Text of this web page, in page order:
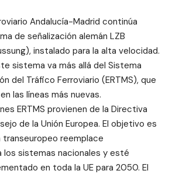
Andalucía-Madrid continúa
de señalización alemán LZB
instalado para la alta velocidad.
sistema va más allá del Sistema
del Tráfico Ferroviario (ERTMS), que
las líneas más nuevas.
ERTMS provienen de la Directiva
de la Unión Europea. El objetivo es
reemplace
sistemas nacionales y esté
en toda la UE para 2050. El